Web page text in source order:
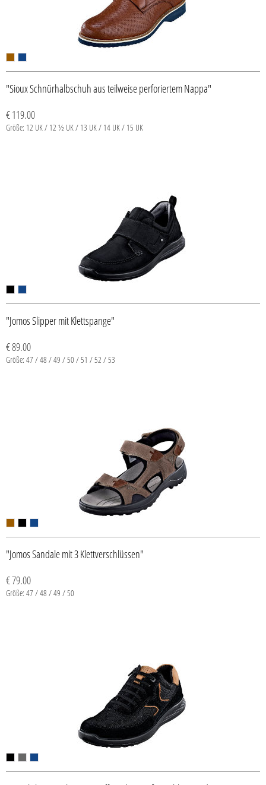
"Sioux Schnürhalbschuh aus teilweise perforiertem Nappa"
€ 119.00
Größe: 12 UK / 12 ½ UK / 13 UK / 14 UK / 15 UK
"Jomos Slipper mit Klettspange"
€ 89.00
Größe: 47 / 48 / 49 / 50 / 51 / 52 / 53
"Jomos Sandale mit 3 Klettverschlüssen"
€ 79.00
Größe: 47 / 48 / 49 / 50